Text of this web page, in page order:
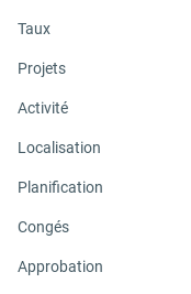
Taux
Projets
Activité
Localisation
Planification
Congés
Approbation